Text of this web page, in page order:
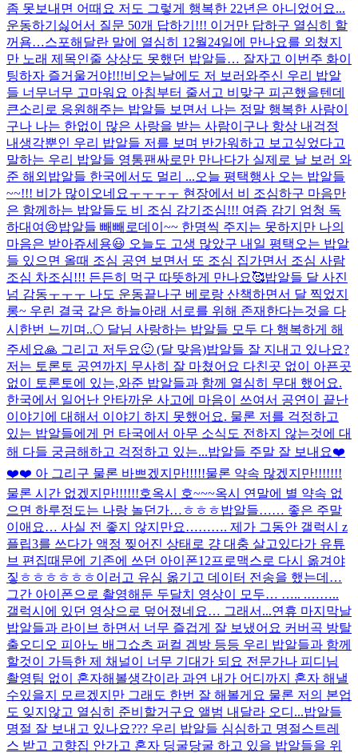
좀 못보내면 어때요 저도 그렇게 행복한 22년은 아니었어요...
운동하기싫어서 질문 50개 답하기!!! 이거만 답하구 열심히 할
꺼욤…스포해달란 말에 열심히 12월24일에 만나요를 외쳤지
만 노래 제목인줄 상상도 못했던 밥알들… 잘자고 이번주 화이
팅하자 즐거울거야!!!비오는날에도 저 보러와주신 우리 밥알
들 너무너무 고마워요 아침부터 줄서고 비맞구 피곤했을텐데
큰소리로 응원해주는 밥알들 보면서 나는 정말 행복한 사람이
구나 나는 한없이 많은 사랑을 받는 사람이구나 항상 내걱정
내생각뿐인 우리 밥알들 저를 보며 반가워하고 보고싶었다고
말하는 우리 밥알들 영통팬싸로만 만나다가 실제로 날 보러 와
준 해외밥알들 한국에서도 멀리 ...오늘 평택행사 오는 밥알들
~~!!! 비가 많이오네요ㅜㅜㅜㅜ 현장에서 비 조심하구 마음만
은 함께하는 밥알들도 비 조심 감기조심!!! 여즘 감기 엄청 독
하대여😢밥알들 빼빼로데이~~ 한명씩 주지는 못하지만 나의
마음은 받아쥬세용😃 오늘도 고생 많았구 내일 평택오는 밥알
들 있으면 올때 조심 공연 보면서 또 조심 집가면서 조심 사람
조심 차조심!!! 든든히 먹구 따뜻하게 만나요🥰밥알들 달 사진
넘 감동ㅜㅜㅜ 나도 운동끝나구 베로랑 산책하면서 달 찍었지
롱~ 우린 결국 같은 하늘아래 서로를 위해 존재한다는것을 다
시한번 느끼며..🌕 달님 사랑하는 밥알들 모두 다 행복하게 해
주세요🙏 그리고 저두요🙂 (달 맞음)밥알들 잘 지내고 있나요?
저는 토론토 공연까지 무사히 잘 마쳤어요 다친곳 없이 아픈곳
없이 토론토에 있는,와준 밥알들과 함께 열심히 무대 했어요.
한국에서 일어난 안타까운 사고에 마음이 쓰여서 공연이 끝난
이야기에 대해서 이야기 하지 못했어요. 물론 저를 걱정하고
있는 밥알들에게 먼 타국에서 아무 소식도 전하지 않는것에 대
해 다들 궁금해하고 걱정하고 있는...밥알들 주말 잘 보내요❤️
❤️❤️ 아 그리구 물론 바쁘겠지만!!!!!물론 약속 많겠지만!!!!!!!
물론 시간 없겠지만!!!!!!호옥시 호~~~옥시 연말에 별 약속 없
으면 하루정도는 나랑 놀던가…ㅎㅎㅎ밥알들…… 좋은 주말
이애요… 사실 전 좋지 않지만요………. 제가 그동안 갤럭시 z
플립3를 쓰다가 액정 찢어진 상태로 걍 대충 살고있다가 유튜
브 편집때문에 기존에 쓰던 아이폰12프로맥스로 다시 옮겨야
짛ㅎㅎㅎㅎㅎㅎ이러고 유심 옮기고 데이터 전송을 했는데…
그간 아이폰으로 촬영해둔 두달치 영상이 모두… ….. .……..
갤럭시에 있던 영상으로 덮어졌네요… 그래서...연휴 마지막날
밥알들과 라이브 하면서 너무 즐겁게 잘 보냈어요 커버곡 방탈
출오디오 피아노 배그쇼츠 퍼컬 겜방 등등 우리 밥알들과 함께
할것이 가득한 제 채널이 너무 기대가 되요 전문가나 피디님
촬영팀 없이 혼자해볼생각이라 과연 내가 어디까지 혼자 해낼
수있을지 모르겠지만 그래도 한번 잘 해볼게요 물론 저의 본업
도 잊지않고 열심히 준비할거구요 앨범 내달라 오디...밥알들
명절 잘 보내고 있나요??? 우리 밥알들 심심하고 명절스트레
스 받고 고향집 안가고 혼자 딩굴당굴 하고 있을 밥알들을 위